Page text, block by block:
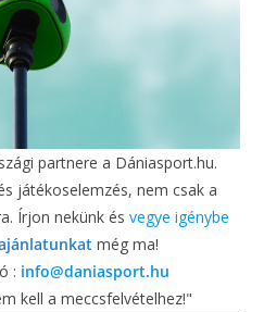
partnere a Dániasport.hu.
játékoselemzés, nem csak a
Írjon nekünk és vegye igénybe
még ma!
: info@daniasport.hu
kell a meccsfelvételhez!"